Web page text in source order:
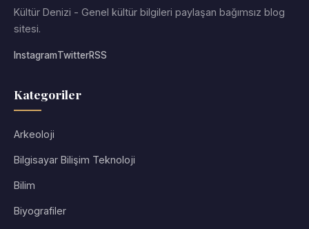
Kültür Denizi - Genel kültür bilgileri paylaşan bağımsız blog
sitesi.
InstagramTwitterRSS
Kategoriler
Arkeoloji
Bilgisayar Bilişim Teknoloji
Bilim
Biyografiler